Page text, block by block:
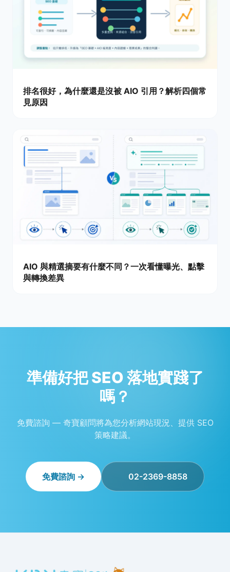
排名很好，為什麼還是沒被 AIO 引用？解析四個常
見原因
AIO 與精選摘要有什麼不同？一次看懂曝光、點擊
與轉換差異
準備好把 SEO 落地實踐了
嗎？
免費諮詢 — 奇寶顧問將為您分析網站現況、提供 SEO
策略建議。
免費諮詢 → 02-2369-8858